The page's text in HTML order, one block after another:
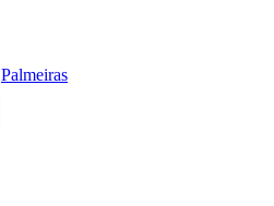
Palmeiras